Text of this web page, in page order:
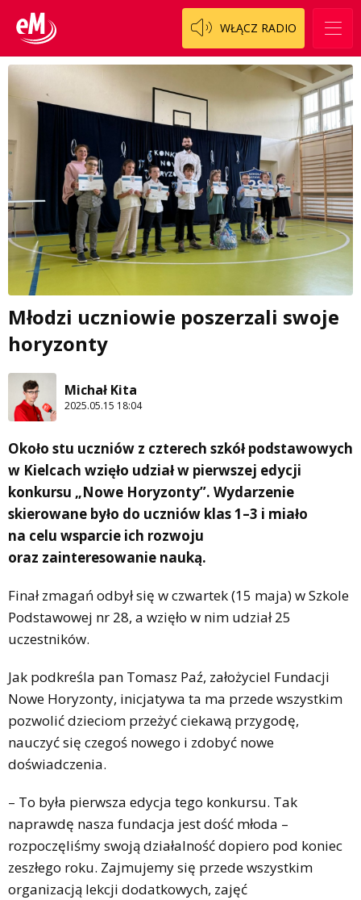
WŁĄCZ RADIO
Młodzi uczniowie poszerzali swoje
horyzonty
Michał Kita
2025.05.15 18:04
Około stu uczniów z czterech szkół podstawowych
w Kielcach wzięło udział w pierwszej edycji
konkursu „Nowe Horyzonty”. Wydarzenie
skierowane było do uczniów klas 1–3 i miało
na celu wsparcie ich rozwoju
oraz zainteresowanie nauką.
Finał zmagań odbył się w czwartek (15 maja) w Szkole
Podstawowej nr 28, a wzięło w nim udział 25
uczestników.
Jak podkreśla pan Tomasz Paź, założyciel Fundacji
Nowe Horyzonty, inicjatywa ta ma przede wszystkim
pozwolić dzieciom przeżyć ciekawą przygodę,
nauczyć się czegoś nowego i zdobyć nowe
doświadczenia.
– To była pierwsza edycja tego konkursu. Tak
naprawdę nasza fundacja jest dość młoda –
rozpoczęliśmy swoją działalność dopiero pod koniec
zeszłego roku. Zajmujemy się przede wszystkim
organizacją lekcji dodatkowych, zajęć